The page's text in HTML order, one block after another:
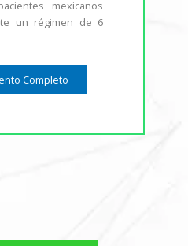
mexicanos
un régimen de 6
Completo